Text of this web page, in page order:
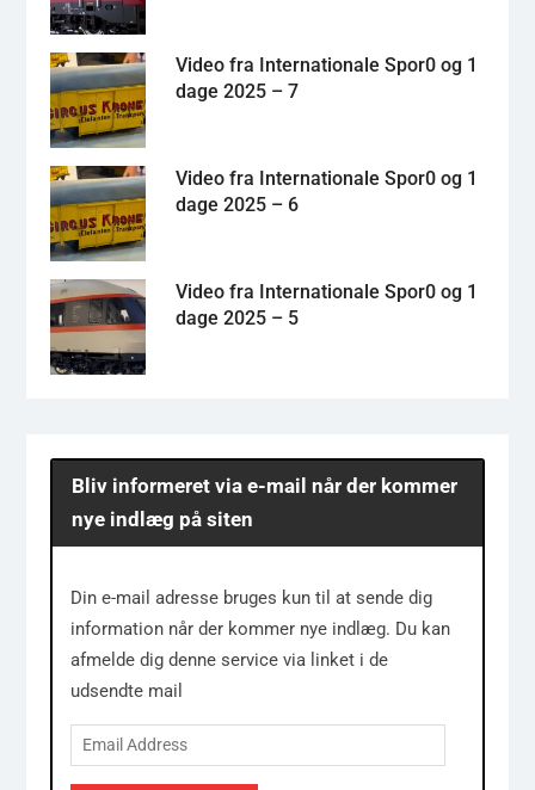
Video fra Internationale Spor0 og 1
dage 2025 – 7
Video fra Internationale Spor0 og 1
dage 2025 – 6
Video fra Internationale Spor0 og 1
dage 2025 – 5
Bliv informeret via e-mail når der kommer
nye indlæg på siten
Din e-mail adresse bruges kun til at sende dig
information når der kommer nye indlæg. Du kan
afmelde dig denne service via linket i de
udsendte mail
Email
Address